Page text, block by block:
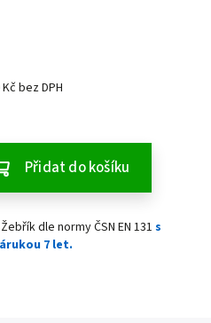
bez DPH
Přidat do košíku
Žebřík dle normy ČSN EN 131 s
7 let.